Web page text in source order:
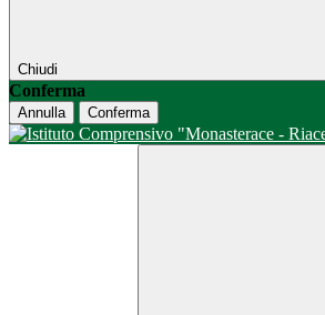
Chiudi
Conferma
Annulla Conferma